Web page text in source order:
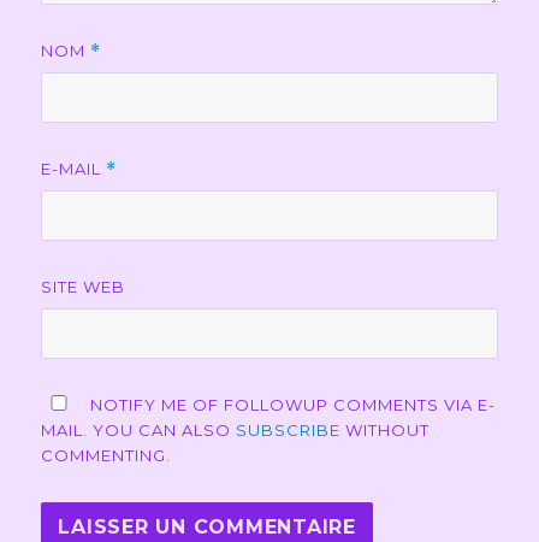
NOM *
E-MAIL *
SITE WEB
NOTIFY ME OF FOLLOWUP COMMENTS VIA E-
MAIL. YOU CAN ALSO SUBSCRIBE WITHOUT
COMMENTING.